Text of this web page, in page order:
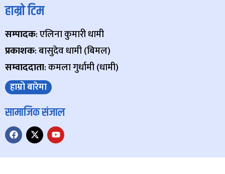
हाम्रो टिम
सम्पादक: एलिना कुमारी धामी
प्रकाशक: बासुदेव धामी (बिमल)
सम्वाददाता: कमला गुर्धामी (धामी)
हाम्रो बारेमा
सामाजिक संजाल